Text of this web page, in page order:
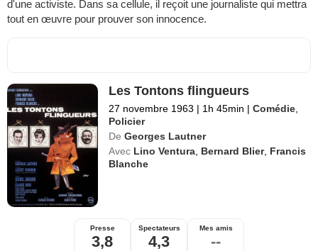
d'une activiste. Dans sa cellule, il reçoit une journaliste qui mettra
tout en œuvre pour prouver son innocence.
Les Tontons flingueurs
27 novembre 1963 | 1h 45min | Comédie
Policier
De Georges Lautner
Avec Lino Ventura Bernard Blier, Francis
Blanche
Presse
3,8
Spectateurs
4,3
Mes amis
--